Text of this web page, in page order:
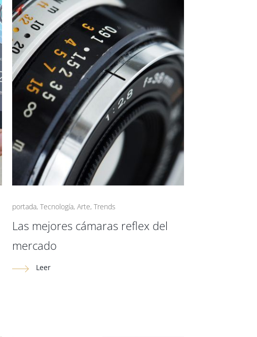
portada,Tecnología,Arte,Trends
Las mejores cámaras reflex del
mercado
Leer